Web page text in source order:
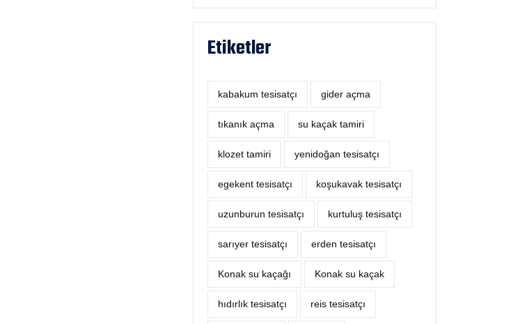
Etiketler
kabakum tesisatçı ‎gider açma
tıkanık açma su kaçak tamiri
klozet tamiri yenidoğan tesisatçı
egekent tesisatçı koşukavak tesisatçı
uzunburun tesisatçı kurtuluş tesisatçı
sarıyer tesisatçı erden tesisatçı
Konak su kaçağı Konak su kaçak
hıdırlık tesisatçı reis tesisatçı